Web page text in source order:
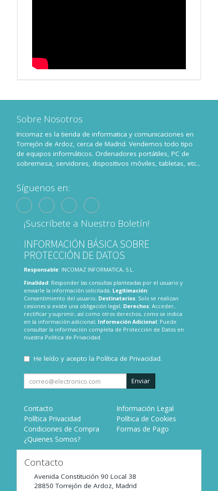
Sobre Nosotros
Incomaz es la tienda de informatica y comunicaciones en
Torrejón de Ardoz, cerca de Madrid. Vendemos todo tipo
de equipos informáticos. Ordenadores portátiles, PC de
sobremesa, servidores, dispositivos móviles, tabletas, etc...
Síguenos en:
¡Suscríbete a Nuestro Boletín!
INFORMACIÓN BÁSICA SOBRE
PROTECCIÓN DE DATOS
Responsable: INCOMAZ INFORMATICA, S.L.
Finalidad: Responder las consultas planteadas por el usuario y
enviarle la información solicitada; Legitimación:
Consentimiento del usuario; Destinatarios: Solo se realizan
cesiones si existe una obligación legal; Derechos: Acceder,
rectificar y suprimir, así como otros derechos, como se indica
en la información adicional; Información Adicional: Puede
consultar la información completa de Protección de Datos en
nuestra Política de Privacidad
He leído y acepto la Política de Privacidad.
Enviar
Contacto
Información Legal
Política Privacidad
Política de Cookies
Condiciones de Compra
Formas de Pago
¿Quienes Somos?
Contacto
Avenida Constitución 90 Local 38
28850 Torrejón de Ardoz, Madrid